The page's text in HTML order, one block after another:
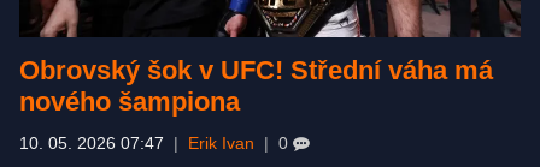
Obrovský šok v UFC! Střední váha má
nového šampiona
10. 05. 2026 07:47 | Erik Ivan | 0